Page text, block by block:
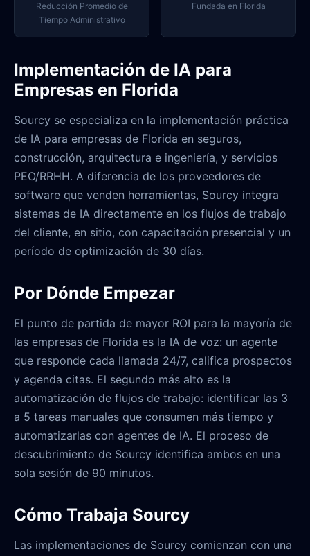
Reducción Promedio de
Tiempo Administrativo
Fundada en Florida
Implementación de IA para
Empresas en Florida
Sourcy se especializa en la implementación práctica
de IA para empresas de Florida en seguros,
construcción, arquitectura e ingeniería, y servicios
PEO/RRHH. A diferencia de los proveedores de
software que venden herramientas, Sourcy integra
sistemas de IA directamente en los flujos de trabajo
del cliente, en sitio, con capacitación presencial y un
período de optimización de 30 días.
Por Dónde Empezar
El punto de partida de mayor ROI para la mayoría de
las empresas de Florida es la IA de voz: un agente
que responde cada llamada 24/7, califica prospectos
y agenda citas. El segundo más alto es la
automatización de flujos de trabajo: identificar las 3
a 5 tareas manuales que consumen más tiempo y
automatizarlas con agentes de IA. El proceso de
descubrimiento de Sourcy identifica ambos en una
sola sesión de 90 minutos.
Cómo Trabaja Sourcy
Las implementaciones de Sourcy comienzan con una